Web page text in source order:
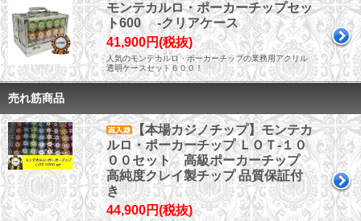
モンテカルロ・ポーカーチップセッ
ト600 -クリアケース
41,900円(税抜)
人気のモンテカルロ・ポーカーチップの業務用アクリル
透明ケースセット６００！
売れ筋商品
【本場カジノチップ】モンテカ
ルロ・ポーカーチップ ＬＯＴ-１０
００セット 高級ポーカーチップ
高純度クレイ製チップ 品質保証付
き
44,900円(税抜)